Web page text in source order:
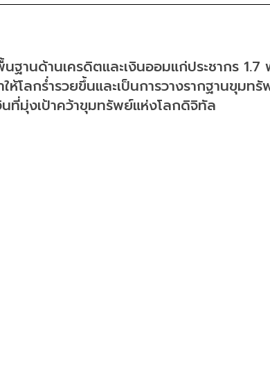
ฐานด้านเครดิตและเงินออมแก่ประชากร 1.7
โลกร่ำรวยขึ้นและเป็นการวางรากฐานขุมท
ที่มุ่งเป้าคว้าขุมทรัพย์แห่งโลกดิจิทัล